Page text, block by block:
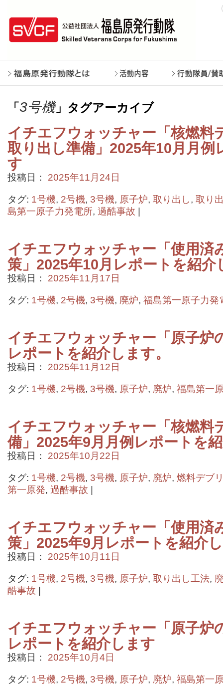
「 3号機」タグアーカイブ
イチエフウォッチャー「核燃料
取り出し準備」2025年10月月例
す
投稿日： 2025年11月24日
タグ: 1号機, 2号機, 3号機, 原子炉, 取り出し, 取り
島第一原子力発電所, 過酷事故
イチエフウォッチャー「使用済
策」2025年10月レポートを紹介
投稿日： 2025年11月17日
タグ: 1号機, 2号機, 3号機, 廃炉, 福島第一原子力発
イチエフウォッチャー「原子炉
レポートを紹介します。
投稿日： 2025年11月12日
タグ: 1号機, 2号機, 3号機, 原子炉, 廃炉, 福島第一
イチエフウォッチャー「核燃料
備」2025年9月月例レポートを
投稿日： 2025年10月22日
タグ: 1号機, 2号機, 3号機, 原子炉, 廃炉, 燃料デブ
第一原発, 過酷事故
イチエフウォッチャー「使用済
策」2025年9月レポートを紹介
投稿日： 2025年10月11日
タグ: 1号機, 2号機, 3号機, 原子炉, 取り出し工法,
酷事故
イチエフウォッチャー「原子炉
レポートを紹介します
投稿日： 2025年10月4日
タグ: 1号機, 2号機, 3号機, 原子炉, 廃炉, 福島第一